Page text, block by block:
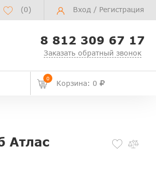
(0) Вход / Регистрация
8 812 309 67 17
Заказать обратный звонок
0
Корзина: 0
Атлас